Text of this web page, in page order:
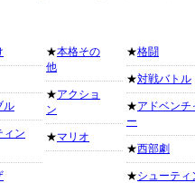
ル
ィン
★本格その
他
★アクショ
ン
★マリオ
★格闘
★対戦バトル
★アドベンチ
ー
★西部劇
★シューティ